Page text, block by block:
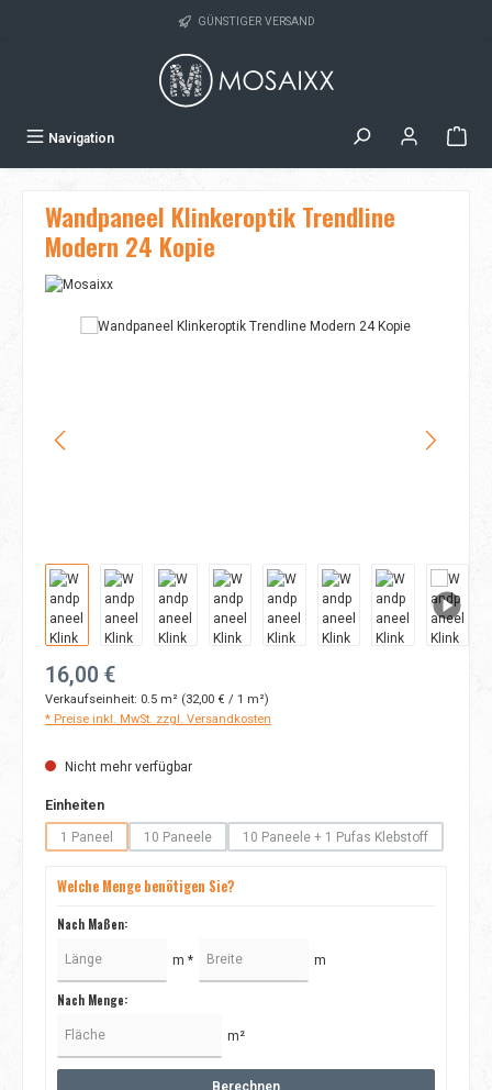
GÜNSTIGER VERSAND
Navigation
Wandpaneel Klinkeroptik Trendline
Modern 24 Kopie
Bildergalerie überspringen
Regulärer Preis:
16,00 €
Verkaufseinheit: 0.5 m² (32,00 € / 1 m²)
* Preise inkl. MwSt. zzgl. Versandkosten
Nicht mehr verfügbar
Einheitenauswählen
1 Paneel
(Diese Option ist zurzeit nicht verfügbar.)
10 Paneele
(Diese Option ist zurzeit nicht verfügbar.)
10 Paneele + 1 Pufas Klebstoff
(Diese Option ist zurzeit
Welche Menge benötigen Sie?
Nach Maßen:
m * m
Nach Menge:
m²